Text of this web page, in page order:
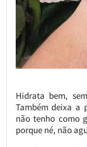
Hidrata bem,
Também deixa a
não tenho como
porque né, não